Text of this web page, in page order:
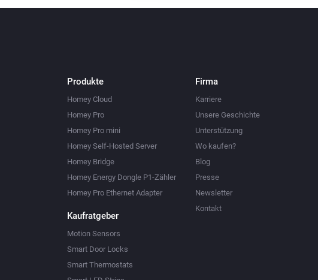
Produkte
Homey Cloud
Homey Pro
Homey Pro mini
Homey Self-Hosted Server
Homey Bridge
Homey Energy Dongle P1-Zähler
Homey Pro Ethernet Adapter
Kaufratgeber
Motion Sensors
Smart Door Locks
Smart Thermostats
Firma
Karriere
Unsere Geschichte
Unterstützung
Wo kaufen?
Blog
Presse
Newsletter
Kontakt